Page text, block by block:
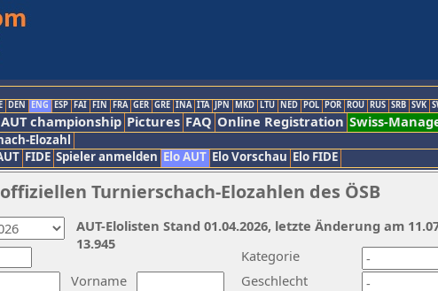
DEN ENG ESP FAI FIN FRA GER GRE INA ITA JPN MKD LTU NED POL POR ROU RUS SRB SVK
AUT championship Pictures FAQ Online Registration Swiss-
Elozahl
FIDE Spieler anmelden Elo AUT Elo Vorschau Elo FIDE
Turnierschach-Elozahlen des ÖSB
Vorname
Kategorie
Geschlecht
AUT-Elolisten Stand 01.04.2026, letzte Änderung am
13.945